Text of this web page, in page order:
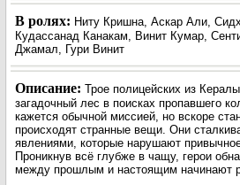
В ролях: Ниту Кришна, Аскар Али,
Кудассанад Канакам, Винит Кумар,
Джамал, Гури Винит
Описание: Трое полицейских из
загадочный лес в поисках пропавшего
кажется обычной миссией, но вскоре
происходят странные вещи. Они
явлениями, которые нарушают
Проникнув всё глубже в чащу, герои
между прошлым и настоящим начинают